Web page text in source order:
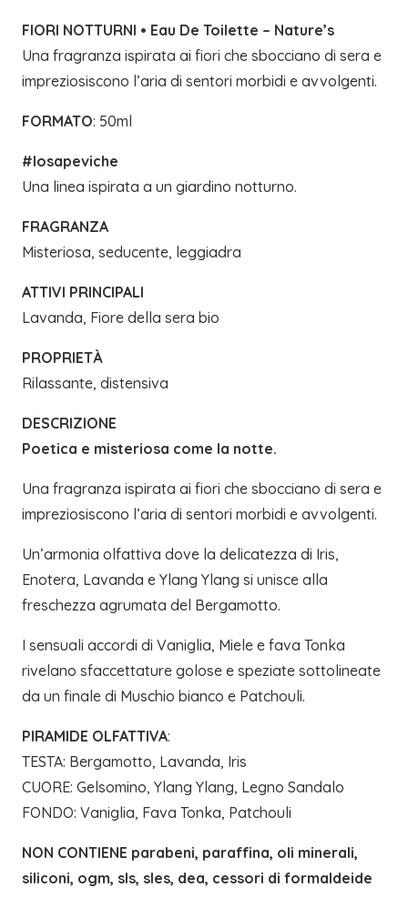
FIORI NOTTURNI • Eau De Toilette – Nature’s
Una fragranza ispirata ai fiori che sbocciano di sera e
impreziosiscono l’aria di sentori morbidi e avvolgenti.
FORMATO: 50ml
#losapeviche
Una linea ispirata a un giardino notturno.
FRAGRANZA
Misteriosa, seducente, leggiadra
ATTIVI PRINCIPALI
Lavanda, Fiore della sera bio
PROPRIETÀ
Rilassante, distensiva
DESCRIZIONE
Poetica e misteriosa come la notte.
Una fragranza ispirata ai fiori che sbocciano di sera e
impreziosiscono l’aria di sentori morbidi e avvolgenti.
Un’armonia olfattiva dove la delicatezza di Iris,
Enotera, Lavanda e Ylang Ylang si unisce alla
freschezza agrumata del Bergamotto.
I sensuali accordi di Vaniglia, Miele e fava Tonka
rivelano sfaccettature golose e speziate sottolineate
da un finale di Muschio bianco e Patchouli.
PIRAMIDE OLFATTIVA:
TESTA: Bergamotto, Lavanda, Iris
CUORE: Gelsomino, Ylang Ylang, Legno Sandalo
FONDO: Vaniglia, Fava Tonka, Patchouli
NON CONTIENE parabeni, paraffina, oli minerali,
siliconi, ogm, sls, sles, dea, cessori di formaldeide